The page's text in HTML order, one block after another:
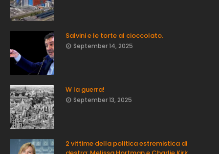
Salvini e le torte al cioccolato.
September 14, 2025
W la guerra!
September 13, 2025
2 vittime della politica estremistica di